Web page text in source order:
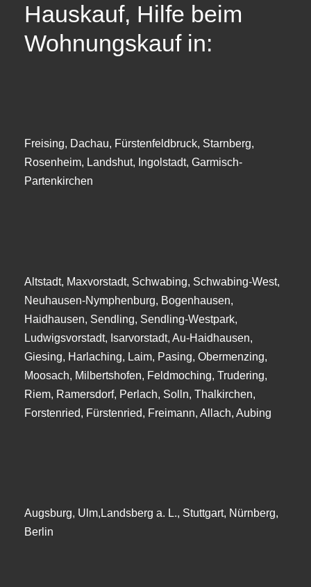
Hauskauf, Hilfe beim
Wohnungskauf in:
Freising, Dachau, Fürstenfeldbruck, Starnberg,
Rosenheim, Landshut, Ingolstadt, Garmisch-
Partenkirchen
Altstadt, Maxvorstadt, Schwabing, Schwabing-West,
Neuhausen-Nymphenburg, Bogenhausen,
Haidhausen, Sendling, Sendling-Westpark,
Ludwigsvorstadt, Isarvorstadt, Au-Haidhausen,
Giesing, Harlaching, Laim, Pasing, Obermenzing,
Moosach, Milbertshofen, Feldmoching, Trudering,
Riem, Ramersdorf, Perlach, Solln, Thalkirchen,
Forstenried, Fürstenried, Freimann, Allach, Aubing
Augsburg, Ulm,Landsberg a. L., Stuttgart, Nürnberg,
Berlin